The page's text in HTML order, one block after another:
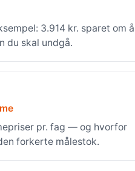
3.914 kr. sparet om
du skal undgå.
pr. fag — og hvorfor
forkerte målestok.